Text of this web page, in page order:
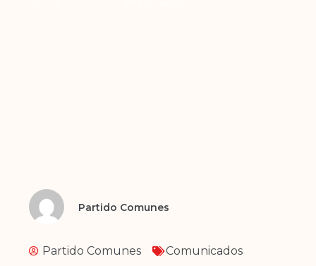
Partido Comunes
Partido Comunes Comunicados